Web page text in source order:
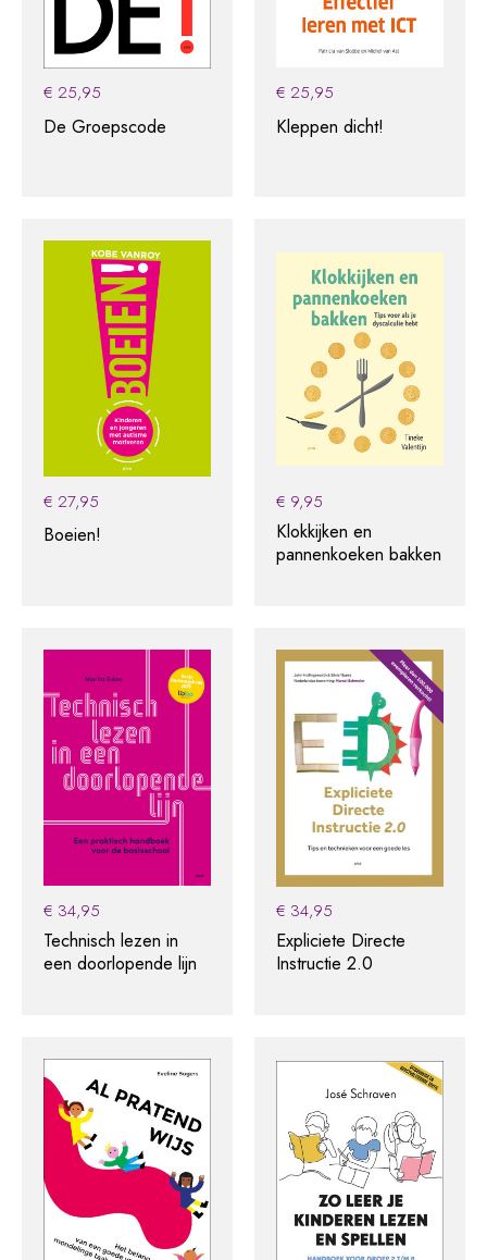
€ 25,95
De Groepscode
€ 25,95
Kleppen dicht!
€ 27,95
Boeien!
€ 9,95
Klokkijken en
pannenkoeken bakken
€ 34,95
Technisch lezen in
een doorlopende lijn
€ 34,95
Expliciete Directe
Instructie 2.0